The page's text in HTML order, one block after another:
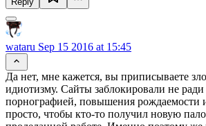
wataru Sep 15 2016 at 15:45
Да нет, мне кажется, вы приписываете
идиотизму. Сайты заблокировали не
порнографией, повышения рождаемости
просто, чтобы кто-то получил новую